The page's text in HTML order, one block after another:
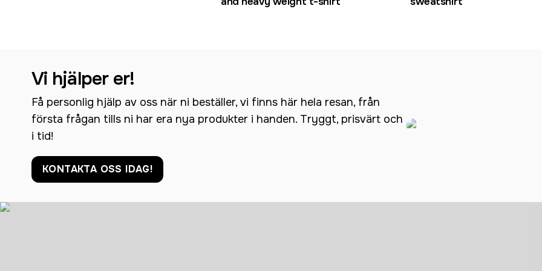
Vi hjälper er!
Få personlig hjälp av oss när ni beställer, vi finns här hela resan, från
första frågan tills ni har era nya produkter i handen. Tryggt, prisvärt och
i tid!
KONTAKTA OSS IDAG!